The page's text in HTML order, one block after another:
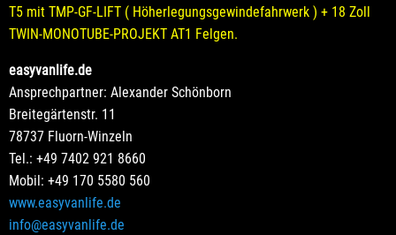
T5 mit TMP-GF-LIFT ( Höherlegungsgewindefahrwerk ) + 18 Zoll
TWIN-MONOTUBE-PROJEKT AT1 Felgen.
easyvanlife.de
Ansprechpartner: Alexander Schönborn
Breitegärtenstr. 11
78737 Fluorn-Winzeln
Tel.: +49 7402 921 8660
Mobil: +49 170 5580 560
www.easyvanlife.de
info@easyvanlife.de